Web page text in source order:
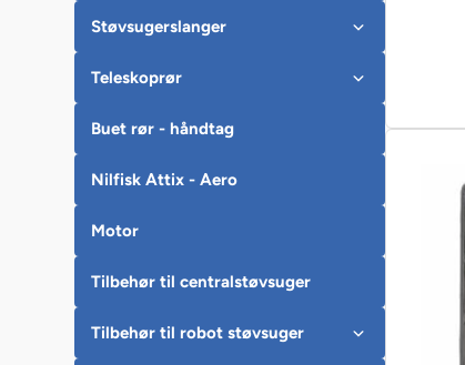
Støvsugerslanger
Teleskoprør
Buet rør - håndtag
Nilfisk Attix - Aero
Motor
Tilbehør til centralstøvsuger
Tilbehør til robot støvsuger